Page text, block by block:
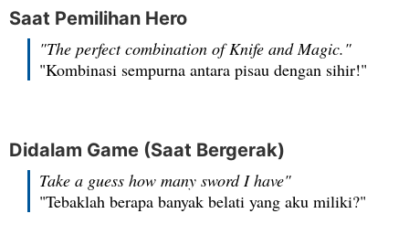
Saat Pemilihan Hero
"The perfect combination of Knife and Magic."
"Kombinasi sempurna antara pisau dengan sihir!"
Didalam Game (Saat Bergerak)
Take a guess how many sword I have"
"Tebaklah berapa banyak belati yang aku miliki?"